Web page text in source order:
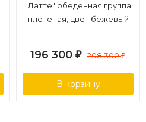
"Латте" обеденная группа
плетеная, цвет бежевый
196 300 ₽ 208 300₽
В корзину